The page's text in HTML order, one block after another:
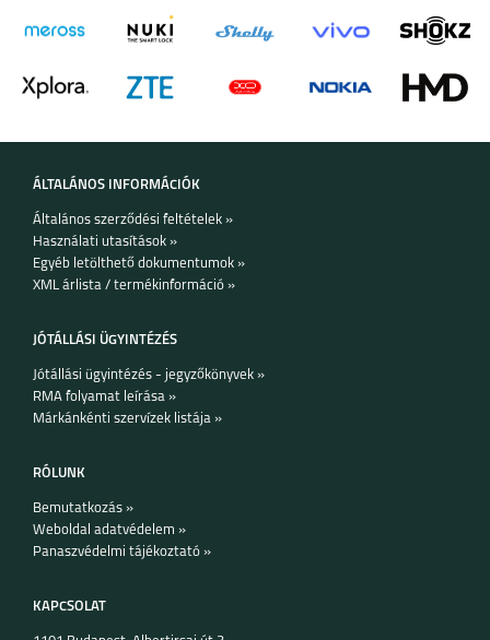
IPHONE 17 IPHONE 16E IPHONE 16 PRO MAX
IPHONE 16 PLUS IPHONE 16 PRO
IPHONE 15 PRO MAX
ÁLTALÁNOS INFORMÁCIÓK
Általános szerződési feltételek »
Használati utasítások »
Egyéb letölthető dokumentumok »
XML árlista / termékinformáció »
JÓTÁLLÁSI ÜGYINTÉZÉS
Jótállási ügyintézés - jegyzőkönyvek »
RMA folyamat leírása »
Márkánkénti szervízek listája »
RÓLUNK
Bemutatkozás »
Weboldal adatvédelem »
Panaszvédelmi tájékoztató »
KAPCSOLAT